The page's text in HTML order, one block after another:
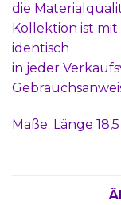
die
Kollektion ist
identisch
in jeder
Maße: Länge